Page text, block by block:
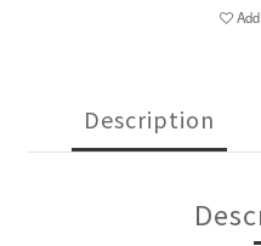
Description